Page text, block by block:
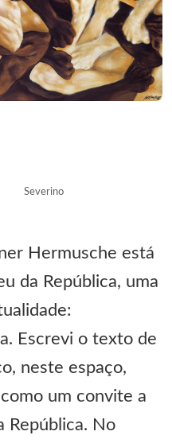
Severino
Hermusche está
da República, uma
Escrevi o texto de
neste espaço,
um convite a
República. No